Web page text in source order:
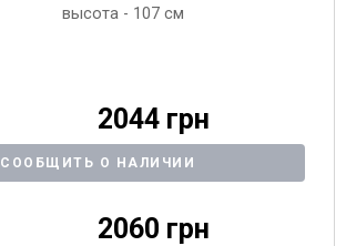
высота - 107 см
2044 грн
СООБЩИТЬ О НАЛИЧИИ
2060 грн